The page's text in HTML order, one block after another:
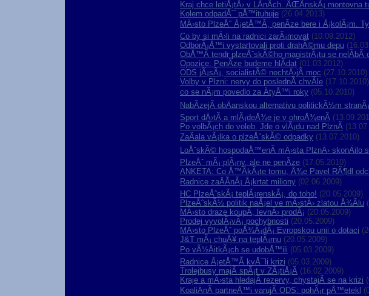
Kraj chce letiÅ¡tÄ› v LÃ­nÃ­ch. ÄŒÃ­nskÃ¡ montovna
Kolem odpadÅ¯ pÅ™ituhuje (26.04.2013)
MÄ›sto PlzeÅˆ Å¡etÅ™Ã­, penÃ­ze bere i Å¡kolÃ¡m.
Co by si mÄ›li na radnici zarÃ¡movat (10.09.2012)
OdborÃ¡Å™i vystartovali proti drahÃ©mu depu
ObÅ™Ã­ tendr plzeÅˆskÃ©ho magistrÃ¡tu se nelÃ­bÃ­
Opozice: PenÃ­ze budeme hlÃ­dat (01.03.2012)
ODS jÃ¡sÃ¡, socialistÃ© nechtÄ›jÃ­ moc (27.10.2010)
Volby v Plzni: nervy do poslednÃ­ chvÃ­le (17.10.2010)
co se nÃ¡m povedlo za ÄtyÅ™i roky (05.10.2010)
NabÃ­zejÃ­ obÄanskou alternativu politickÃ½m
Sport dÄ›tÃ­ a mlÃ¡deÅ¾e je v ohroÅ¾enÃ­
Po volbÃ¡ch do voleb. Jde o vlÃ¡du nad PlznÃ­
ZaÄala vÃ¡lka o plzeÅˆskÃ© odpadky (13.07.2010)
LoÅˆskÃ© hospodaÅ™enÃ­ mÄ›sta PlznÄ›
PlzeÅˆ mÃ¡ plÃ¡ny, ale ne penÃ­ze (17.05.2010)
ANKETA: Co Å™Ã­kÃ¡te tomu, Å¾e Pavel RÃ¶dl
Radnice zaÄÃ­nÃ¡ Å¡krtat miliony (02.06.2009)
HC PlzeÅˆskÃ¡ teplÃ¡renskÃ¡, do toho! (20.05.2009)
PlzeÅˆskÃ½ politik naÅ¡el ve mÄ›stÄ› zlatou Å¾Ã­lu
MÄ›sto draze koupÃ­, levnÄ› prodÃ¡ (20.05.2009)
Prodej vyvolÃ¡vÃ¡ pochybnosti (20.05.2009)
MÄ›sto PlzeÅˆ poÅ¾Ã¡dÃ¡ Evropskou unii o dotaci
J&T mÃ¡ chuÅ¥ na teplÃ¡rnu (20.05.2009)
Po vÃ½ÄitkÃ¡ch se udobÅ™ili (05.03.2009)
Radnice Å¡etÅ™Ã­ kvÅ¯li krizi (05.03.2009)
Trolejbusy majÃ­ spÃ¡t v ZÃ¡tiÅ¡Ã­ (16.02.2009)
Kraje a mÄ›sta hledajÃ­ rezervy, chystajÃ­ se na krizi
KoaliÄnÃ­ partneÅ™i varujÃ­ ODS: pohÃ¡r pÅ™etekl